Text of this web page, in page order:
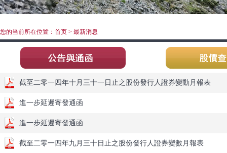
您的当前所在位置：首页 > 最新消息
截至二零一四年十月三十一日止之股份發行人證券變動月報表
進一步延遲寄發通函
進一步延遲寄發通函
截至二零一四年九月三十日止之股份發行人證券變數月報表